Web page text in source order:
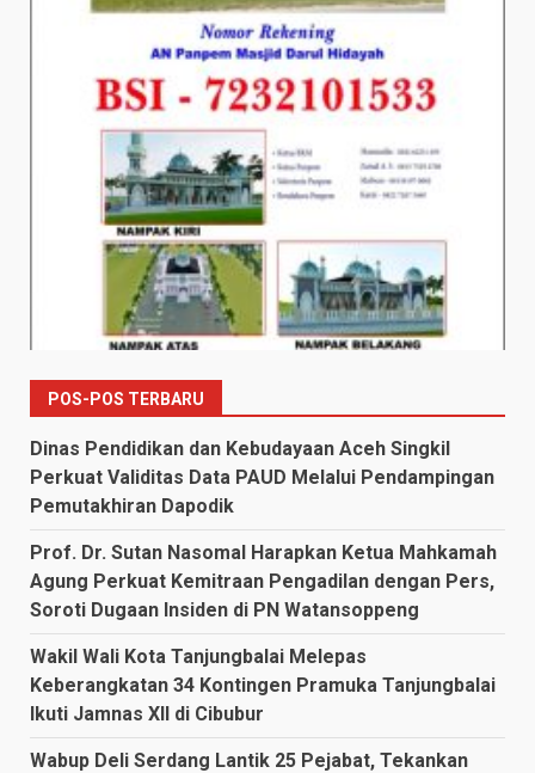
POS-POS TERBARU
Dinas Pendidikan dan Kebudayaan Aceh Singkil
Perkuat Validitas Data PAUD Melalui Pendampingan
Pemutakhiran Dapodik
Prof. Dr. Sutan Nasomal Harapkan Ketua Mahkamah
Agung Perkuat Kemitraan Pengadilan dengan Pers,
Soroti Dugaan Insiden di PN Watansoppeng
Wakil Wali Kota Tanjungbalai Melepas
Keberangkatan 34 Kontingen Pramuka Tanjungbalai
Ikuti Jamnas XII di Cibubur
Wabup Deli Serdang Lantik 25 Pejabat, Tekankan